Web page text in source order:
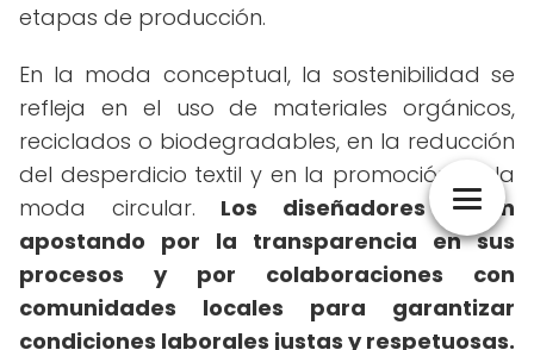
etapas de producción.
En la moda conceptual, la sostenibilidad se
refleja en el uso de materiales orgánicos,
reciclados o biodegradables, en la reducción
del desperdicio textil y en la promoción de la
moda circular. Los diseñadores están
apostando por la transparencia en sus
procesos y por colaboraciones con
comunidades locales para garantizar
condiciones laborales justas y respetuosas.